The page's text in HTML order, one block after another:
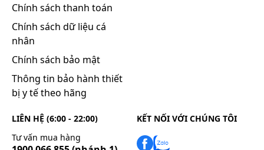
Nếu bạn quên một liều thuốc, hãy uống càng sớm
càng tốt. Tuy nhiên, nếu gần với liều kế tiếp, hãy bỏ
qua liều đã quên và uống liều kế tiếp vào thời điểm
như kế hoạch. Không uống gấp đôi liều đã quy
định.
Tác dụng phụ có thể gặp:
Nếu thuốc gây ra các triệu chứng sau thì nên
Chính sách thanh toán
Chính sách dữ liệu cá
nhân
Chính sách bảo mật
Thông tin bảo hành thiết
bị y tế theo hãng
LIÊN HỆ (6:00 - 22:00)
Tư vấn mua hàng
KẾT NỐI VỚI CHÚNG TÔI